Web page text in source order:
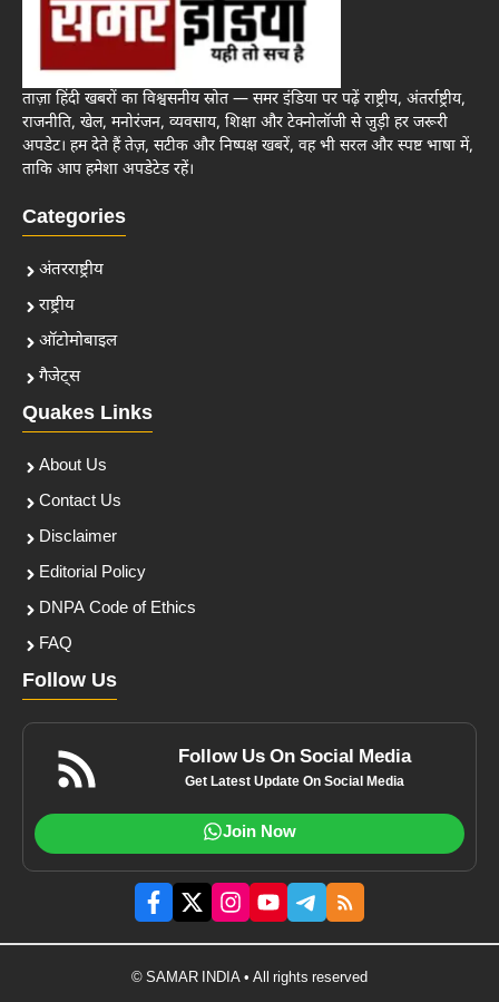
ताज़ा हिंदी खबरों का विश्वसनीय स्रोत — समर इंडिया पर पढ़ें राष्ट्रीय, अंतर्राष्ट्रीय,
राजनीति, खेल, मनोरंजन, व्यवसाय, शिक्षा और टेक्नोलॉजी से जुड़ी हर जरूरी
अपडेट। हम देते हैं तेज़, सटीक और निष्पक्ष खबरें, वह भी सरल और स्पष्ट भाषा में,
ताकि आप हमेशा अपडेटेड रहें।
Categories
अंतरराष्ट्रीय
राष्ट्रीय
ऑटोमोबाइल
गैजेट्स
Quakes Links
About Us
Contact Us
Disclaimer
Editorial Policy
DNPA Code of Ethics
FAQ
Follow Us
Follow Us On Social Media
Get Latest Update On Social Media
Join Now
© SAMAR INDIA • All rights reserved